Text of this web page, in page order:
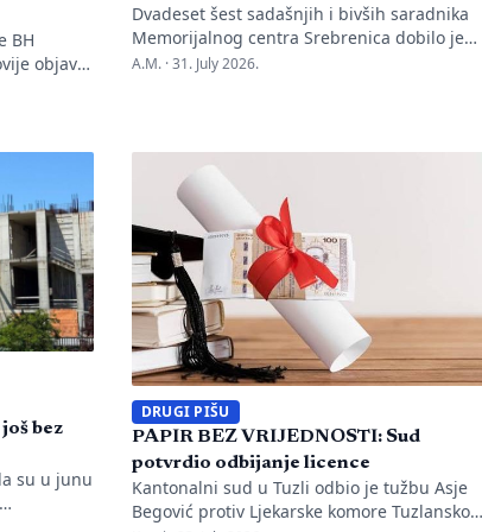
BH
objave
i
list
Borku
Dvadeset šest sadašnjih i bivših saradnika
Memorijalnog centra Srebrenica dobilo je
pozive na saslušanje u nadležnu policijsku
navodeći da su pozivi uslijedili svega dan
nakon predstavljanja godišnjeg Izvještaja o
negiranju genocida. Iz Memorijalnog centra
upozoravaju da se istovremeno pozivanje
[…]
A.M. ·31. July 2026.
bez
su u junu
dva
DRUGI PIŠU
PAPIR BEZ VRIJEDNOSTI: Sud
potvrdio odbijanje licence
Kantonalni sud u Tuzli odbio je tužbu Asje
Begović protiv Ljekarske komore Tuzlanskog